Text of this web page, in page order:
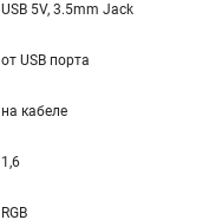
USB 5V, 3.5mm Jack
от USB порта
на кабеле
1,6
RGB